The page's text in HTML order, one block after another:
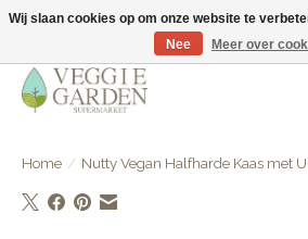
vegan & veggie products | free store pick-up
Home / Nutty Vegan Halfharde Kaas met
Wij slaan cookies op om onze website te
Nee
Meer over